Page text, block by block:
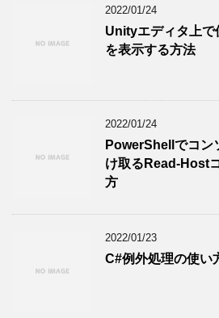
2022/01/24
Unityエディタ上で
を表示する方法
2022/01/24
PowerShellでコン
け取るRead-Host
方
2022/01/23
C#例外処理の使い